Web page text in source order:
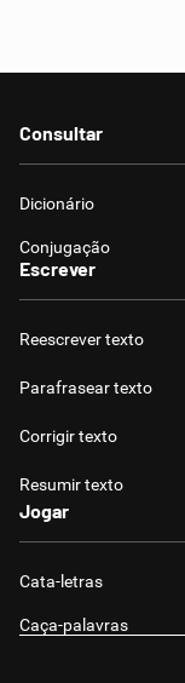
Sinônimos
Consultar
Dicionário
Conjugação
Escrever
Reescrever texto
Parafrasear texto
Corrigir texto
Resumir texto
Jogar
Cata-letras
Caça-palavras